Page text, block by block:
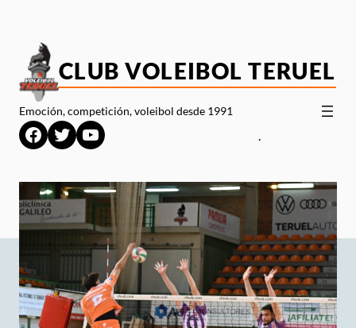
contenido
CLUB VOLEIBOL TERUEL
Emoción, competición, voleibol desde 1991
Facebook
TwitterYouTube .